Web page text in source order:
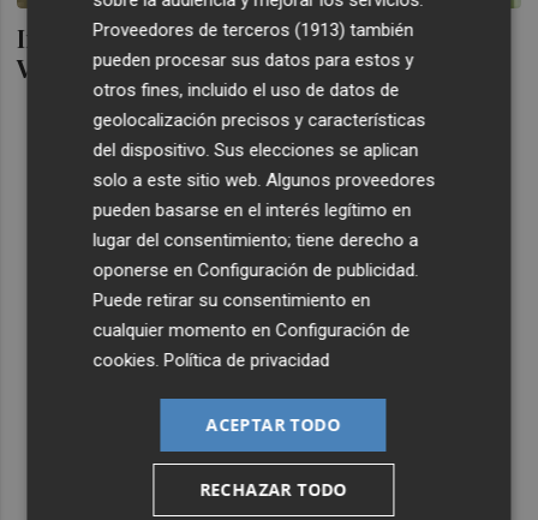
Iñaki Urdangarin vendió el proyecto de la
Valencia Olímpica a la firma Vaersa
Proveedores de terceros (1913) también
pueden procesar sus datos para estos y
otros fines, incluido el uso de datos de
geolocalización precisos y características
del dispositivo. Sus elecciones se aplican
solo a este sitio web. Algunos proveedores
pueden basarse en el interés legítimo en
lugar del consentimiento; tiene derecho a
oponerse enConfiguración de publicidad
Puede retirar su consentimiento en
cualquier momento enConfiguración de
cookies .Política de privacidad
ACEPTAR TODO
RECHAZAR TODO